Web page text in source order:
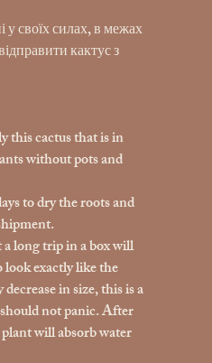
своїх силах, в межах
кактус з
this cactus that is in
without pots and
to dry the roots and
long trip in a box will
exactly like the
in size, this is a
not panic. After
will absorb water